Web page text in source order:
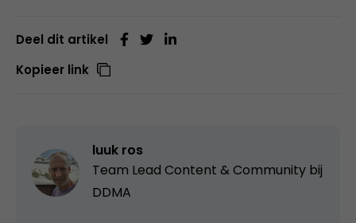
Deel dit artikel
Kopieer link
luuk ros
Team Lead Content & Community bij
DDMA